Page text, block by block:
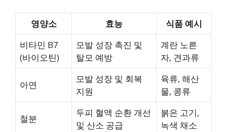
영양소 효능
식품 예시
비타민 B7
(바이오틴)
모발 성장 촉진 및
탈모 예방
계란 노른
자, 견과류
아연
모발 성장 및 회복
지원
육류, 해산
물, 콩류
철분
두피 혈액 순환 개선
및 산소 공급
붉은 고기,
녹색 채소